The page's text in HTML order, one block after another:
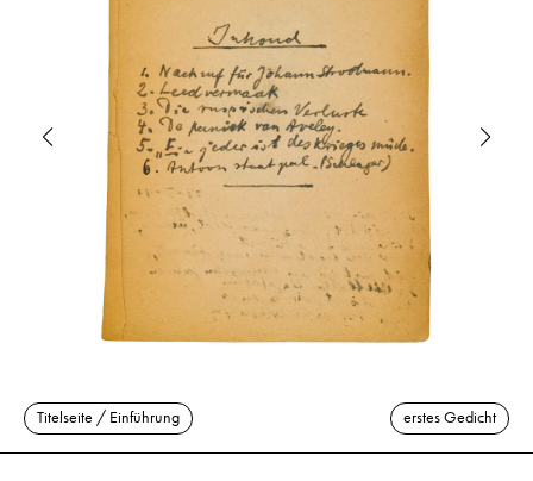
Titelseite / Einführung erstes Gedicht